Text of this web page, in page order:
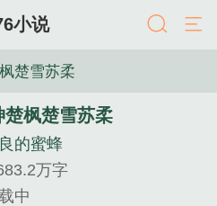
小说
楚雪苏柔
楚枫楚雪苏柔
的蜜蜂
万字
中